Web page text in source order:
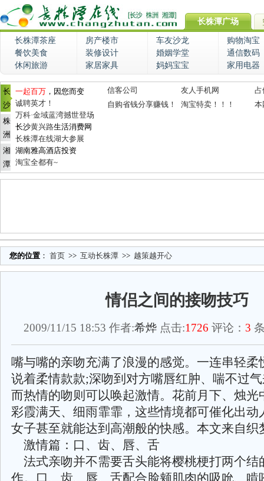
长株潭广场
长株潭茶座 房产楼市 车友沙龙
购物淘宝
餐饮美食
装修设计 婚姻学堂
通信数码
休闲旅游
家居家具 妈妈宝宝 家用电器
长
沙
株
洲
湘
潭
一起百万 ，因您而变
诚聘英才！
万科·金域蓝湾撼世登场
长沙黄兴路生活消费网
长株潭在线湖大参展
湖南雅高酒店投资
淘宝全都有~
信客公司 友人手机网
占
自购省钱分享赚钱！
淘宝特卖！！！ 本
您的位置 ： 首页 >> 互动长株潭 >> 越策越开心
情侣之间的接吻技巧
2009/11/15 18:53 作者:希烨 点击:1726 评论： 3
嘴与嘴的亲吻充满了浪漫的感觉。一连串轻柔
说着柔情款款;深吻到对方嘴唇红肿、喘不过
而热情的吻则可以唤起激情。花前月下、烛光
彩霞满天、细雨霏霏，这些情境都可催化出动
女子甚至就能达到高潮般的快感。本文来自织
激情篇：口、齿、唇、舌
法式亲吻并不需要舌头能将樱桃梗打两个结
作。口、齿、唇、舌配合脸颊肌肉的吸吮、啃